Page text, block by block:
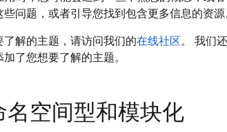
问题，或者引导您找到包含更多信息的资源
解的主题，请访问我们的在线社区。 我们
了您想要了解的主题。
名空间型和模块化